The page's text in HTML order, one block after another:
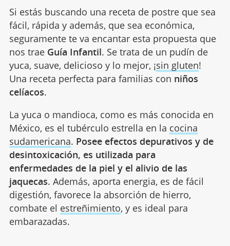
Si estás buscando una receta de postre que sea
fácil, rápida y además, que sea económica,
seguramente te va encantar esta propuesta que
nos trae Guía Infantil. Se trata de un pudín de
yuca, suave, delicioso y lo mejor, ¡sin gluten!
Una receta perfecta para familias con niños
celíacos.
La yuca o mandioca, como es más conocida en
México, es el tubérculo estrella en la cocina
sudamericana. Posee efectos depurativos y de
desintoxicación, es utilizada para
enfermedades de la piel y el alivio de las
jaquecas. Además, aporta energia, es de fácil
digestión, favorece la absorción de hierro,
combate el estreñimiento, y es ideal para
embarazadas.